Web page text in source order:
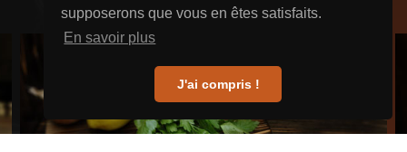
supposerons que vous en êtes satisfaits.
En savoir plus
J'ai compris !